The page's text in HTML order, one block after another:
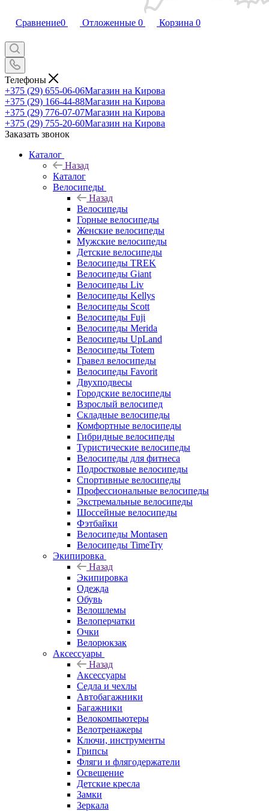
Сравнение0 Отложенные 0 Корзина 0
Телефоны
+375 (29) 655-06-06Магазин на Кирова
+375 (29) 166-44-88Магазин на Кирова
+375 (29) 776-07-07Магазин на Кирова
+375 (29) 755-20-60Магазин на Кирова
Заказать звонок
Каталог
Назад
Каталог
Велосипеды
Назад
Велосипеды
Горные велосипеды
Женские велосипеды
Мужские велосипеды
Детские велосипеды
Велосипеды TREK
Велосипеды Giant
Велосипеды Liv
Велосипеды Kellys
Велосипеды Scott
Велосипеды Fuji
Велосипеды Merida
Велосипеды UpLand
Велосипеды Totem
Гравел велосипеды
Велосипеды Favorit
Двухподвесы
Городские велосипеды
Взрослый велосипед
Складные велосипеды
Комфортные велосипеды
Гибридные велосипеды
Туристические велосипеды
Велосипеды для фитнеса
Подростковые велосипеды
Спортивные велосипеды
Профессиональные велосипеды
Экстремальные велосипеды
Шоссейные велосипеды
Фэтбайки
Велосипеды Montasen
Велосипеды TimeTry
Экипировка
Назад
Экипировка
Одежда
Обувь
Велошлемы
Велоперчатки
Очки
Велорюкзак
Аксессуары
Назад
Аксессуары
Седла и чехлы
Автобагажники
Багажники
Велокомпьютеры
Велотренажеры
Ключи, инструменты
Грипсы
Фляги и флягодержатели
Освещение
Детские кресла
Замки
Зеркала